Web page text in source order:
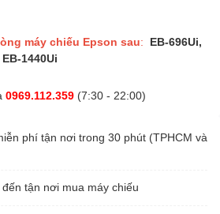
máy chiếu Epson sau: EB-696Ui,
1440Ui
0969.112.359 (7:30 - 22:00)
phí tận nơi trong 30 phút (TPHCM và
tận nơi mua máy chiếu